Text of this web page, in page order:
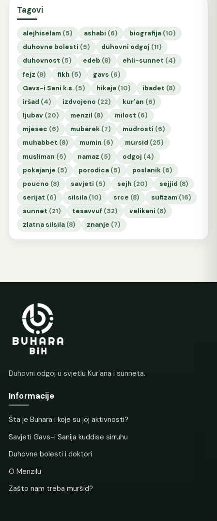
Tagovi
alejhiselam (5) ashabi (6) biografija (10)
duhovne bolesti (5) duhovni odgoj (11)
duhovnost (5) edeb (8) ehli-sunnet (4)
fejz (8) fikh (5) gavs (6)
Gavs-i Sani k.s. (5) hikaja (10) ibadet (8)
iršad (4) izdvojeno (22) kur'an (6)
ljubav (20) menzil (8) milost (6)
mjesec (6) mubarek (7) mudrosti (6)
muhabbet (8) mumin (6) mursid (25)
musliman (5) namaz (5) odgoj (4)
pokajanje (5) porodica (5) poslanik (6)
poucno (8) savjeti (5) sejh (20) sejjid (8)
serijat (6) silsila (10) srce (8) sufizam (16)
sunnet (21) tesavvuf (32) velikani (8)
zlatna silsila (8) znanje (7)
Duhovni odgoj u svjetlu Kur’ana i sunneta.
Informacije
Šta je Buhara i koje su joj aktivnosti?
Savjeti Gavs-i Sanija kuddise sirruhu
Duhovne bolesti i doktori
O Menzilu
Zašto nam treba muršid?